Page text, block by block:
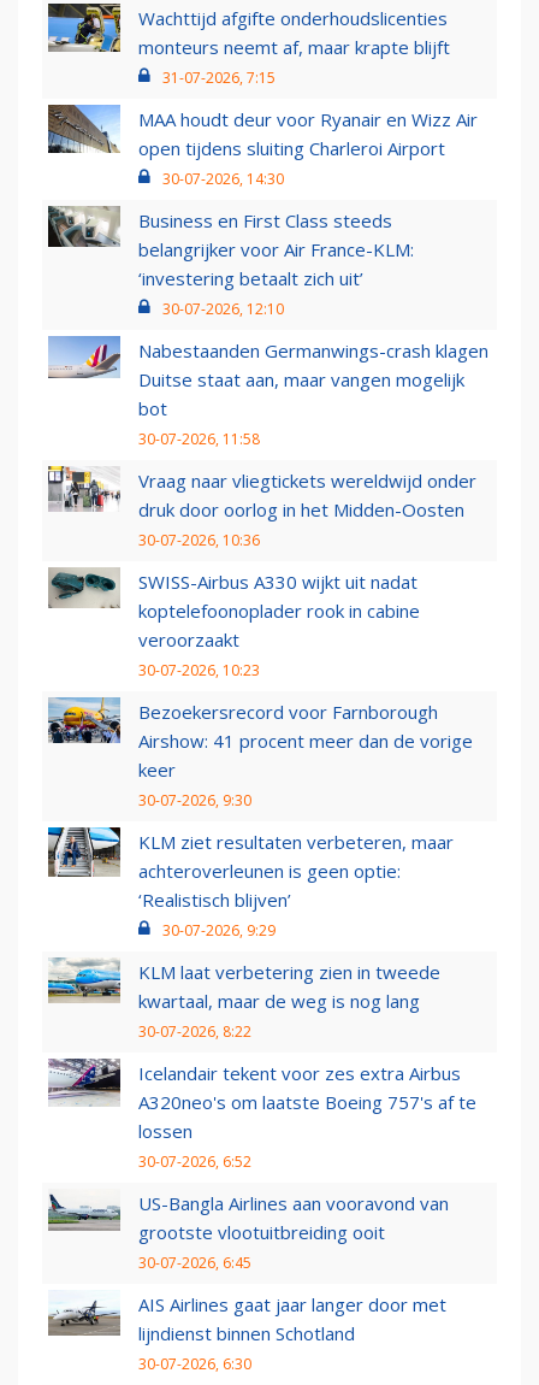
Wachttijd afgifte onderhoudslicenties
monteurs neemt af, maar krapte blijft
31-07-2026, 7:15
MAA houdt deur voor Ryanair en Wizz Air
open tijdens sluiting Charleroi Airport
30-07-2026, 14:30
Business en First Class steeds
belangrijker voor Air France-KLM:
‘investering betaalt zich uit’
30-07-2026, 12:10
Nabestaanden Germanwings-crash klagen
Duitse staat aan, maar vangen mogelijk
bot
30-07-2026, 11:58
Vraag naar vliegtickets wereldwijd onder
druk door oorlog in het Midden-Oosten
30-07-2026, 10:36
SWISS-Airbus A330 wijkt uit nadat
koptelefoonoplader rook in cabine
veroorzaakt
30-07-2026, 10:23
Bezoekersrecord voor Farnborough
Airshow: 41 procent meer dan de vorige
keer
30-07-2026, 9:30
KLM ziet resultaten verbeteren, maar
achteroverleunen is geen optie:
‘Realistisch blijven’
30-07-2026, 9:29
KLM laat verbetering zien in tweede
kwartaal, maar de weg is nog lang
30-07-2026, 8:22
Icelandair tekent voor zes extra Airbus
A320neo's om laatste Boeing 757's af te
lossen
30-07-2026, 6:52
US-Bangla Airlines aan vooravond van
grootste vlootuitbreiding ooit
30-07-2026, 6:45
AIS Airlines gaat jaar langer door met
lijndienst binnen Schotland
30-07-2026, 6:30